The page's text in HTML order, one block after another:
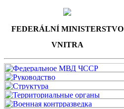
FEDERÁLNÍ MINISTERSTVO
VNITRA